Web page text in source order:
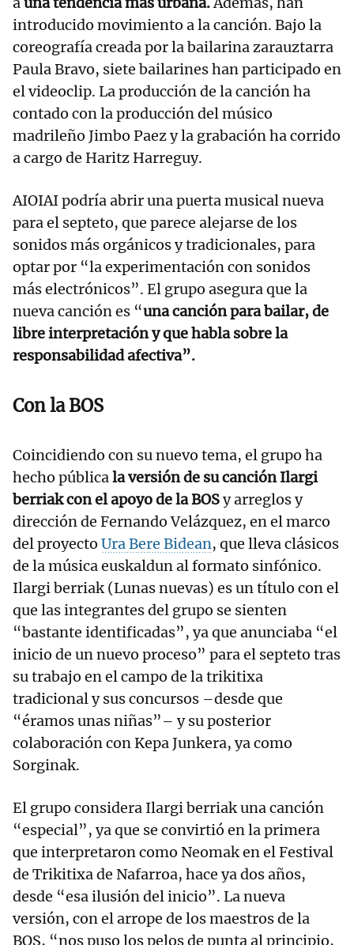
introducido movimiento a la canción. Bajo la
coreografía creada por la bailarina zarauztarra
Paula Bravo, siete bailarines han participado en
el videoclip. La producción de la canción ha
contado con la producción del músico
madrileño Jimbo Paez y la grabación ha corrido
a cargo de Haritz Harreguy.
AIOIAI podría abrir una puerta musical nueva
para el septeto, que parece alejarse de los
sonidos más orgánicos y tradicionales, para
optar por “la experimentación con sonidos
más electrónicos”. El grupo asegura que la
nueva canción es “una canción para bailar, de
libre interpretación y que habla sobre la
responsabilidad afectiva”.
Con la BOS
Coincidiendo con su nuevo tema, el grupo ha
hecho públicala versión de su canción Ilargi
berriak con el apoyo de la BOSy arreglos y
dirección de Fernando Velázquez, en el marco
del proyecto Ura Bere Bidean, que lleva clásicos
de la música euskaldun al formato sinfónico.
Ilargi berriak (Lunas nuevas) es un título con el
que las integrantes del grupo se sienten
“bastante identificadas”, ya que anunciaba “el
inicio de un nuevo proceso” para el septeto tras
su trabajo en el campo de la trikitixa
tradicional y sus concursos –desde que
“éramos unas niñas”– y su posterior
colaboración con Kepa Junkera, ya como
Sorginak.
El grupo considera Ilargi berriak una canción
“especial”, ya que se convirtió en la primera
que interpretaron como Neomak en el Festival
de Trikitixa de Nafarroa, hace ya dos años,
desde “esa ilusión del inicio”. La nueva
versión, con el arrope de los maestros de la
BOS, “nos puso los pelos de punta al principio,